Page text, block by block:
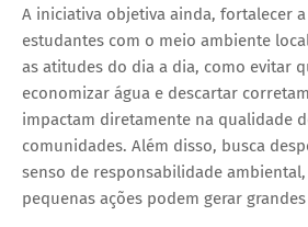
A iniciativa objetiva ainda, fortalecer
estudantes com o meio ambiente
as atitudes do dia a dia, como evitar
economizar água e descartar
impactam diretamente na qualidade
comunidades. Além disso, busca
senso de responsabilidade
pequenas ações podem gerar